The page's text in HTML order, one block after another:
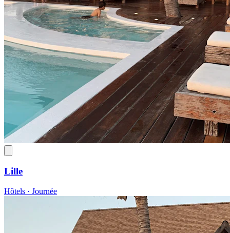
Lille
Hôtels · Journée